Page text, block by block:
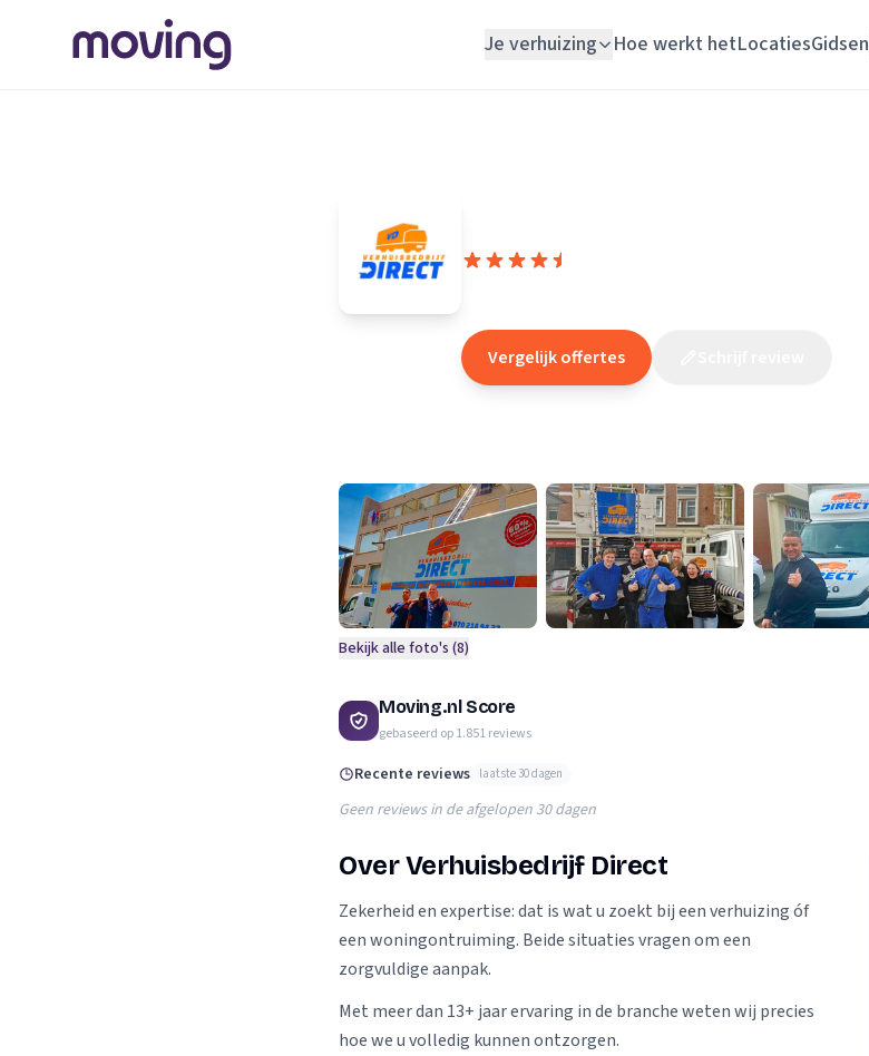
Je verhuizing
Schoonmaakbedrijf
Elektricien
Verhuisplanner
Verhuisvolume berekenen
Verhuisdozen berekenen
Energie vergelijken
Hoe werkt hetLocatiesGidsen
Vergelijk offertes
Bekijk alle foto's (8)
Moving.nl Score
gebaseerd op1.851reviews
Recente reviews laatste 30 dagen
Geen reviews in de afgelopen 30 dagen
Over Verhuisbedrijf Direct
Zekerheid en expertise: dat is wat u zoekt bij een verhuizing óf
een woningontruiming. Beide situaties vragen om een
zorgvuldige aanpak.
Met meer dan 13+ jaar ervaring in de branche weten wij precies
hoe we u volledig kunnen ontzorgen.